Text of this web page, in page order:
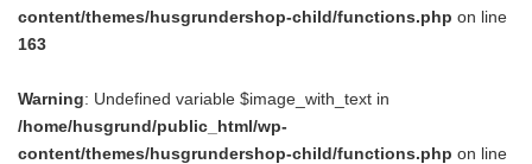
content/themes/husgrundershop-child/functions.php on line
163
Warning: Undefined variable $image_with_text in
/home/husgrund/public_html/wp-
content/themes/husgrundershop-child/functions.php on line